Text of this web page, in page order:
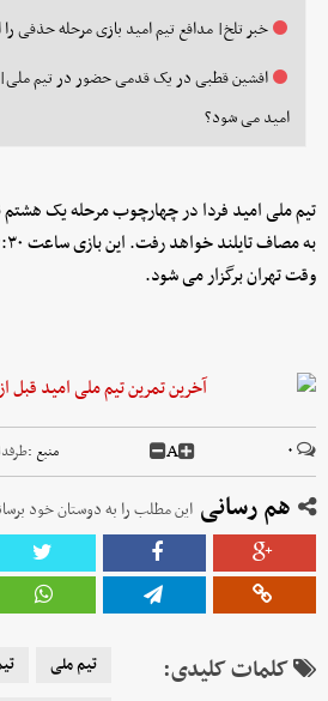
خبر تلخ| مدافع تیم امید بازی مرحله حذفی
افشین قطبی در یک قدمی حضور در تیم
امید می شود؟
تیم ملی امید فردا در چهارچوب مرحله یک هشتم
وقت تهران برگزار می شود.
۰ A منبع :
هم رسانی این مطلب را به دوستان خود
کلمات کلیدی: تیم ملی